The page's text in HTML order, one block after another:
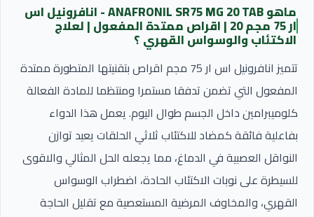
ماهو ANAFRONIL SR75 MG 20 TAB - انافرونيل اس
ار 75 مجم 20 | اقراص ممتدة المفعول | لعلاج
الاكتئاب والوسواس القهري ؟
تتميز انافرونيل اس ار 75 مجم اقراص بتقنيتها المتطورة ممتدة
المفعول التي تضمن تدفقا مستمرا ومنتظما للمادة الفعالة
كلوميبرامين داخل الجسم طوال اليوم. يعمل هذا الدواء
بفاعلية فائقة كمضاد للاكتئاب ثلاثي الحلقات يعيد توازن
النواقل العصبية في الدماغ، مما يجعله الحل المثالي والاقوى
للسيطرة على نوبات الاكتئاب الحادة، اضطراب الوسواس
القهري، والمخاوف المرضية المستعصية مع تقليل الحاجة